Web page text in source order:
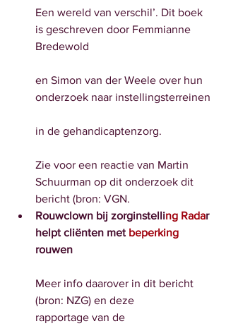
Een wereld van verschil’. Dit boek
is geschreven door Femmianne
Bredewold
en Simon van der Weele over hun
onderzoek naar instellingsterreinen
in de gehandicaptenzorg.
Zie voor een reactie van Martin
Schuurman op dit onderzoek dit
bericht (bron: VGN.
Rouwclown bij zorginstelling Radar
helpt cliënten met beperking
rouwen
Meer info daarover in dit bericht
(bron: NZG) en deze
rapportage van de